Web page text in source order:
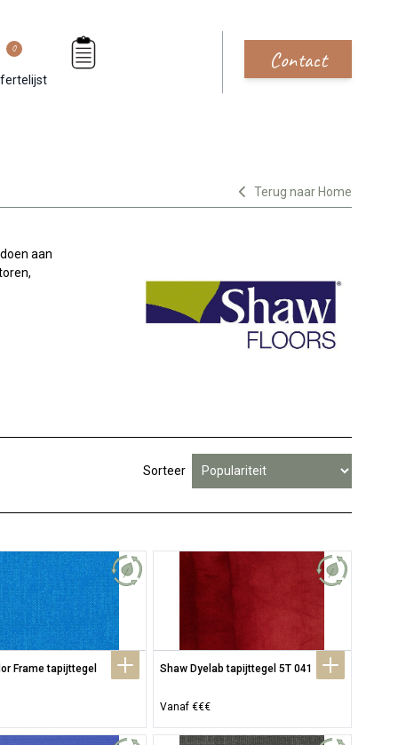
0 Contact
Terug naar Home
aan
Sorteer
Frame tapijttegel
Shaw Dyelab tapijttegel 5T 041
Vanaf €€€